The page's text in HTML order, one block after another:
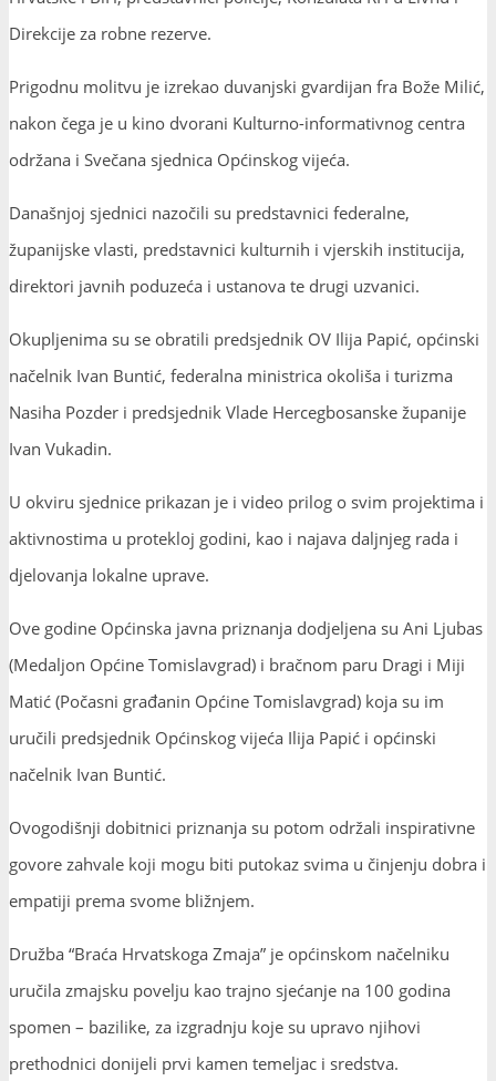
Direkcije za robne rezerve.
Prigodnu molitvu je izrekao duvanjski gvardijan fra Bože Milić,
nakon čega je u kino dvorani Kulturno-informativnog centra
održana i Svečana sjednica Općinskog vijeća.
Današnjoj sjednici nazočili su predstavnici federalne,
županijske vlasti, predstavnici kulturnih i vjerskih institucija,
direktori javnih poduzeća i ustanova te drugi uzvanici.
Okupljenima su se obratili predsjednik OV Ilija Papić, općinski
načelnik Ivan Buntić, federalna ministrica okoliša i turizma
Nasiha Pozder i predsjednik Vlade Hercegbosanske županije
Ivan Vukadin.
U okviru sjednice prikazan je i video prilog o svim projektima i
aktivnostima u protekloj godini, kao i najava daljnjeg rada i
djelovanja lokalne uprave.
Ove godine Općinska javna priznanja dodjeljena su Ani Ljubas
(Medaljon Općine Tomislavgrad) i bračnom paru Dragi i Miji
Matić (Počasni građanin Općine Tomislavgrad) koja su im
uručili predsjednik Općinskog vijeća Ilija Papić i općinski
načelnik Ivan Buntić.
Ovogodišnji dobitnici priznanja su potom održali inspirativne
govore zahvale koji mogu biti putokaz svima u činjenju dobra i
empatiji prema svome bližnjem.
Družba “Braća Hrvatskoga Zmaja” je općinskom načelniku
uručila zmajsku povelju kao trajno sjećanje na 100 godina
spomen – bazilike, za izgradnju koje su upravo njihovi
prethodnici donijeli prvi kamen temeljac i sredstva.